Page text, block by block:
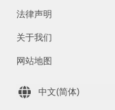
法律声明
关于我们
网站地图
中文(简体)